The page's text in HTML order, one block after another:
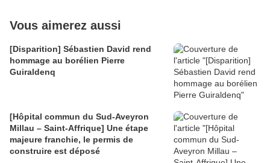
Vous aimerez aussi
[Disparition] Sébastien David rend
hommage au borélien Pierre
Guiraldenq
[Hôpital commun du Sud-Aveyron
Millau – Saint-Affrique] Une étape
majeure franchie, le permis de
construire est déposé